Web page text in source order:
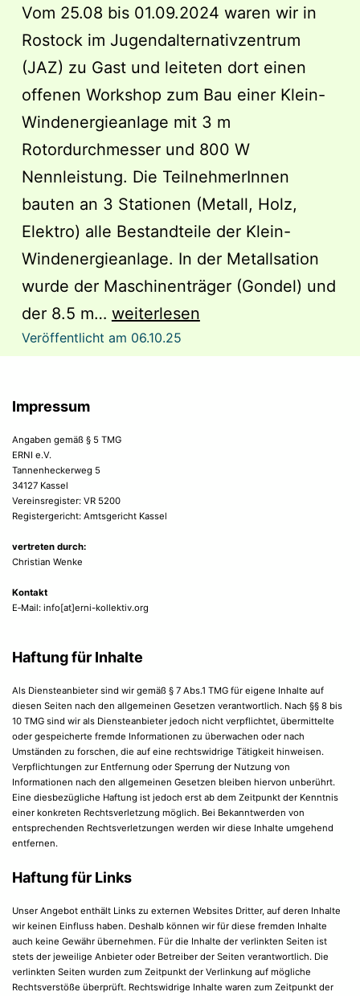
1/2
Vom 25.08 bis 01.09.2024 waren wir in
Rostock im Jugendalternativzentrum
(JAZ) zu Gast und leiteten dort einen
offenen Workshop zum Bau einer Klein-
Windenergieanlage mit 3 m
Rotordurchmesser und 800 W
Nennleistung. Die TeilnehmerInnen
bauten an 3 Stationen (Metall, Holz,
Elektro) alle Bestandteile der Klein-
Windenergieanlage. In der Metallsation
wurde der Maschinenträger (Gondel) und
der 8.5 m… Windradbau
Workshop
weiterlesen
Veröffentlicht am 06.10.25
Impressum
Angaben gemäß § 5 TMG
ERNI e.V.
Tannenheckerweg 5
34127 Kassel
Vereinsregister: VR 5200
Registergericht: Amtsgericht Kassel
vertreten durch:
Christian Wenke
Kontakt
E‑Mail: info[at]erni-kollektiv.org
Haftung für Inhalte
Als Diensteanbieter sind wir gemäß § 7 Abs.1 TMG für eigene Inhalte auf
diesen Seiten nach den allgemeinen Gesetzen verantwortlich. Nach §§ 8 bis
10 TMG sind wir als Diensteanbieter jedoch nicht verpflichtet, übermittelte
oder gespeicherte fremde Informationen zu überwachen oder nach
Umständen zu forschen, die auf eine rechtswidrige Tätigkeit hinweisen.
Verpflichtungen zur Entfernung oder Sperrung der Nutzung von
Informationen nach den allgemeinen Gesetzen bleiben hiervon unberührt.
Eine diesbezügliche Haftung ist jedoch erst ab dem Zeitpunkt der Kenntnis
einer konkreten Rechtsverletzung möglich. Bei Bekanntwerden von
entsprechenden Rechtsverletzungen werden wir diese Inhalte umgehend
entfernen.
Haftung für Links
Unser Angebot enthält Links zu externen Websites Dritter, auf deren Inhalte
wir keinen Einfluss haben. Deshalb können wir für diese fremden Inhalte
auch keine Gewähr übernehmen. Für die Inhalte der verlinkten Seiten ist
stets der jeweilige Anbieter oder Betreiber der Seiten verantwortlich. Die
verlinkten Seiten wurden zum Zeitpunkt der Verlinkung auf mögliche
Rechtsverstöße überprüft. Rechtswidrige Inhalte waren zum Zeitpunkt der